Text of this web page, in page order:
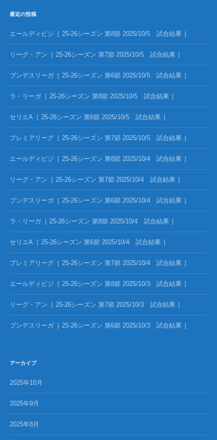
最近の投稿
エールディビジ［ 25-26シーズン 第8節 2025/10/5 試合結果 ］
リーグ・アン［ 25-26シーズン 第7節 2025/10/5 試合結果 ］
ブンデスリーガ［ 25-26シーズン 第6節 2025/10/5 試合結果 ］
ラ・リーガ［ 25-26シーズン 第8節 2025/10/5 試合結果 ］
セリエA［ 25-26シーズン 第6節 2025/10/5 試合結果 ］
プレミアリーグ［ 25-26シーズン 第7節 2025/10/5 試合結果 ］
エールディビジ［ 25-26シーズン 第8節 2025/10/4 試合結果 ］
リーグ・アン［ 25-26シーズン 第7節 2025/10/4 試合結果 ］
ブンデスリーガ［ 25-26シーズン 第6節 2025/10/4 試合結果 ］
ラ・リーガ［ 25-26シーズン 第8節 2025/10/4 試合結果 ］
セリエA［ 25-26シーズン 第6節 2025/10/4 試合結果 ］
プレミアリーグ［ 25-26シーズン 第7節 2025/10/4 試合結果 ］
エールディビジ［ 25-26シーズン 第8節 2025/10/3 試合結果 ］
リーグ・アン［ 25-26シーズン 第7節 2025/10/3 試合結果 ］
ブンデスリーガ［ 25-26シーズン 第6節 2025/10/3 試合結果 ］
アーカイブ
2025年10月
2025年9月
2025年8月